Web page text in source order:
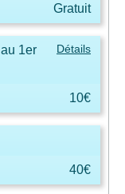
Gratuit
1er
Détails
10€
40€